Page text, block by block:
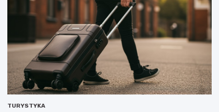
TURYSTYKA